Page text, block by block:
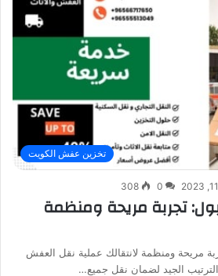
تخزين عفش الكويت
0
308
تجربة مريحة ومنظمة
مريحة ومنظمة لانتقالك عملية نقل العفش
الجيد لضمان نقل جميع…